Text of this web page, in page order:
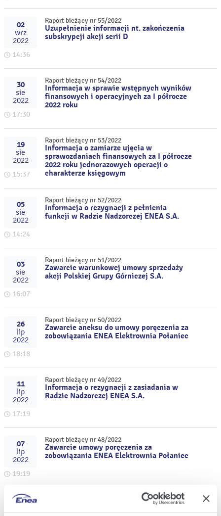
02
wrz
2022
14:36
Raport bieżący nr 55/2022
Uzupełnienie informacji nt. zakończenia
subskrypcji akcji serii D
30
sie
2022
17:30
Raport bieżący nr 54/2022
Informacja w sprawie wstępnych wyników
finansowych i operacyjnych za I półrocze
2022 roku
19
sie
2022
15:37
Raport bieżący nr 53/2022
Informacja o zamiarze ujęcia w
sprawozdaniach finansowych za I półrocze
2022 roku jednorazowych operacji o
charakterze księgowym
05
sie
2022
14:24
Raport bieżący nr 52/2022
Informacja o rezygnacji z pełnienia
funkcji w Radzie Nadzorczej ENEA S.A.
03
sie
2022
16:07
Raport bieżący nr 51/2022
Zawarcie warunkowej umowy sprzedaży
akcji Polskiej Grupy Górniczej S.A.
26
lip
2022
18:18
Raport bieżący nr 50/2022
Zawarcie aneksu do umowy poręczenia za
zobowiązania ENEA Elektrownia Połaniec
11
lip
2022
17:19
Raport bieżący nr 49/2022
Informacja o rezygnacji z zasiadania w
Radzie Nadzorczej ENEA S.A.
07
lip
2022
19:19
Raport bieżący nr 48/2022
Zawarcie umowy poręczenia za
zobowiązania ENEA Elektrownia Połaniec
30
cze
Uzupełnienie informacji nt. osób